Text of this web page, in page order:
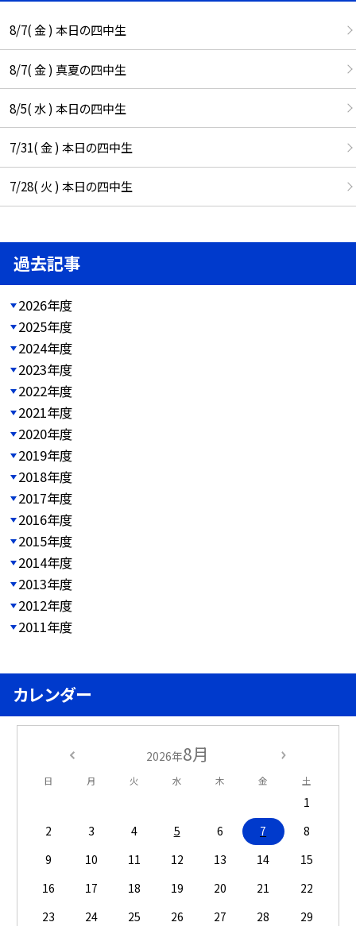
8/7( 金 ) 本日の四中生
8/7( 金 ) 真夏の四中生
8/5( 水 ) 本日の四中生
7/31( 金 ) 本日の四中生
7/28( 火 ) 本日の四中生
過去記事
2026年度
2025年度
2024年度
2023年度
2022年度
2021年度
2020年度
2019年度
2018年度
2017年度
2016年度
2015年度
2014年度
2013年度
2012年度
2011年度
カレンダー
2026年8月
日 月 火 水 木 金 土
1
2
3 4 5 6 7
8
9
10 11 12 13 14
15
16
17 18 19 20 21
22
23
24 25 26 27 28
29